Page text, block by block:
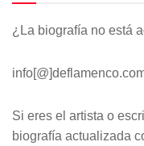
¿La biografía no está
Si eres el artista o
biografía actualizada